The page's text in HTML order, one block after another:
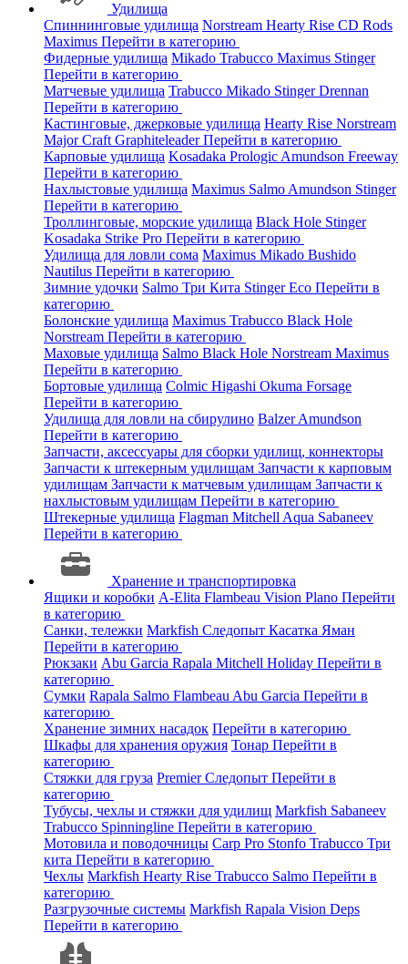
Удилища
Спиннинговые удилища Norstream Hearty Rise CD Rods
Maximus Перейти в категорию
Фидерные удилища Mikado Trabucco Maximus Stinger
Перейти в категорию
Матчевые удилища Trabucco Mikado StingerDrennan
Перейти в категорию
Кастинговые, джерковые удилища Hearty Rise Norstream
Major Craft GraphiteleaderПерейти в категорию
Карповые удилища Kosadaka Prologic Amundson Freeway
Перейти в категорию
Нахлыстовые удилища Maximus Salmo Amundson Stinger
Перейти в категорию
Троллинговые, морские удилища Black Hole Stinger
Kosadaka Strike Pro Перейти в категорию
Удилища для ловли сома Maximus Mikado Bushido
Nautilus Перейти в категорию
Зимние удочки Salmo Три Кита StingerEco Перейти в
категорию
Болонские удилища Maximus Trabucco Black Hole
Norstream Перейти в категорию
Маховые удилища Salmo Black Hole Norstream Maximus
Перейти в категорию
Бортовые удилища Colmic Higashi Okuma Forsage
Перейти в категорию
Удилища для ловли на сбирулино BalzerAmundson
Перейти в категорию
Запчасти, аксессуары для сборки удилищ, коннекторы
Запчасти к штекерным удилищам Запчасти к карповым
удилищам Запчасти к матчевым удилищам Запчасти к
нахлыстовым удилищам Перейти в категорию
Штекерные удилища Flagman Mitchell Aqua Sabaneev
Перейти в категорию
Хранение и транспортировка
Ящики и коробки A-Elita Flambeau Vision Plano Перейти
в категорию
Санки, тележки Markfish Следопыт Касатка Яман
Перейти в категорию
Рюкзаки Abu Garcia Rapala Mitchell Holiday Перейти в
категорию
Сумки Rapala Salmo Flambeau Abu Garcia Перейти в
категорию
Хранение зимних насадок Перейти в категорию
Шкафы для хранения оружия Тонар Перейти в
категорию
Стяжки для груза PremierСледопыт Перейти в
категорию
Тубусы, чехлы и стяжки для удилищ Markfish Sabaneev
Trabucco Spinningline Перейти в категорию
Мотовила и поводочницы Carp Pro Stonfo Trabucco Три
кита Перейти в категорию
Чехлы Markfish Hearty Rise Trabucco Salmo Перейти в
категорию
Разгрузочные системы Markfish Rapala Vision Deps
Перейти в категорию